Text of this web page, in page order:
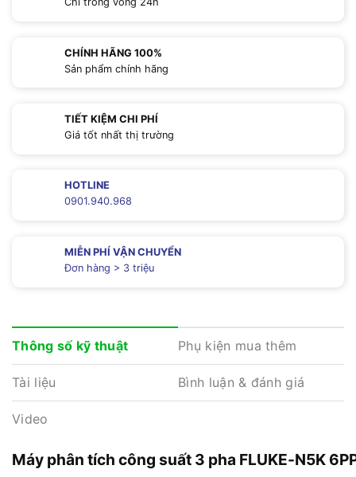
CHÍNH HÃNG 100%
Sản phẩm chính hãng
TIẾT KIỆM CHI PHÍ
Giá tốt nhất thị trường
HOTLINE
0901.940.968
MIỄN PHÍ VẬN CHUYỂN
Đơn hàng > 3 triệu
Thông số kỹ thuật Phụ kiện mua thêm
Tài liệu Bình luận & đánh giá
Video
Máy phân tích công suất 3 pha FLUKE-N5K